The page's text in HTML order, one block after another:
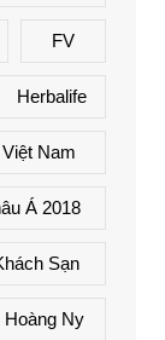
FV
Herbalife
Nam
Á 2018
Sạn
Hoàng Ny